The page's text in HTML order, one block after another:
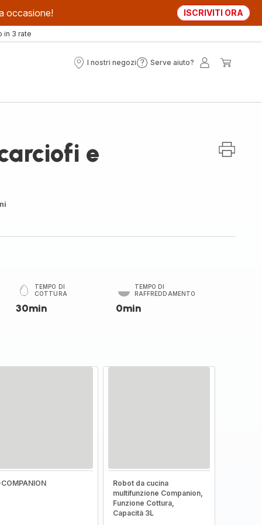
occasione! ISCRIVITI ORA
in 3 rate
I nostri negozi
I
Serve aiuto?
Serve
e
TEMPO DI
COTTURA
30min
TEMPO DI
RAFFREDDAMENTO
0min
Robot da cucina
multifunzione Companion,
Funzione Cottura,
Capacità 3L